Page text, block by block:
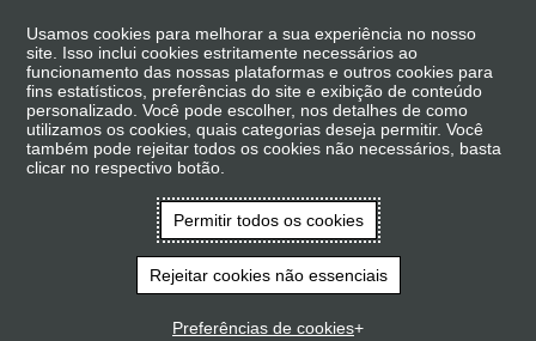
Usamos cookies para melhorar a sua experiência no nosso
site. Isso inclui cookies estritamente necessários ao
funcionamento das nossas plataformas e outros cookies para
fins estatísticos, preferências do site e exibição de conteúdo
personalizado. Você pode escolher, nos detalhes de como
utilizamos os cookies, quais categorias deseja permitir. Você
também pode rejeitar todos os cookies não necessários, basta
clicar no respectivo botão.
Permitir todos os cookies
Rejeitar cookies não essenciais
Preferências de cookies